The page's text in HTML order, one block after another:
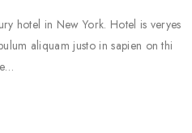
hotel in New York. Hotel is veryes
aliquam justo in sapien on thi